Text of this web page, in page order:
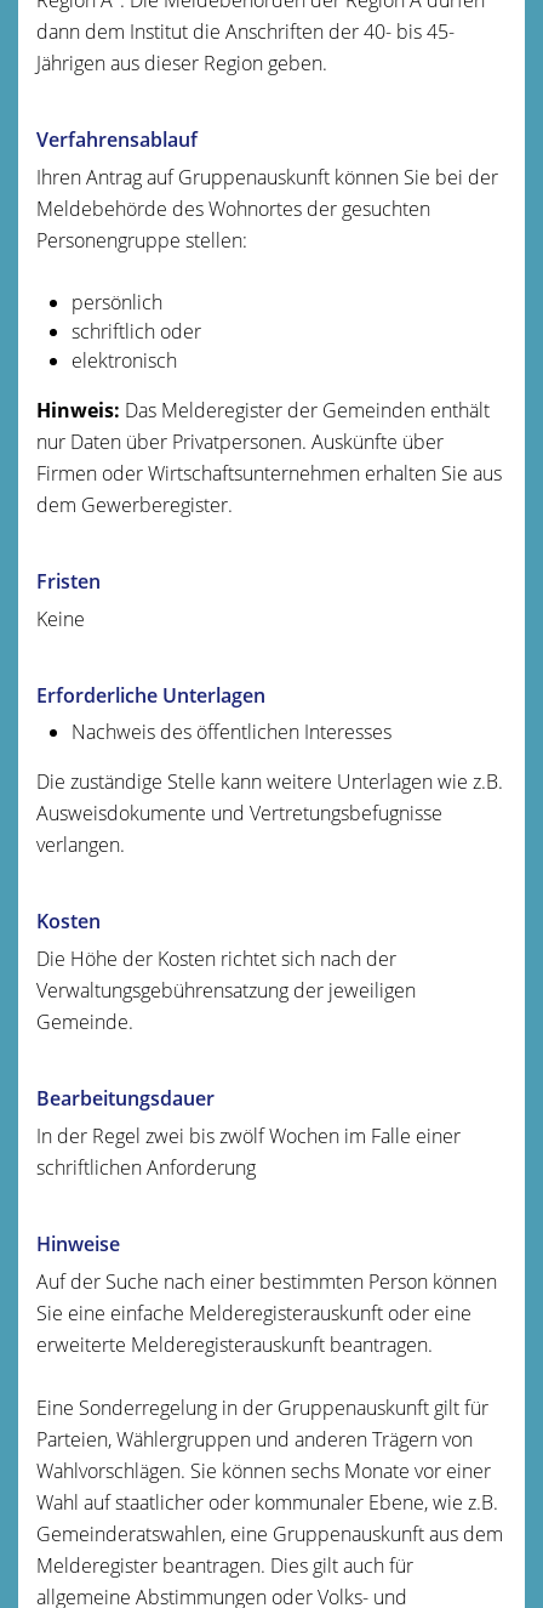
dann dem Institut die Anschriften der 40- bis 45-
Jährigen aus dieser Region geben.
Verfahrensablauf
Ihren Antrag auf Gruppenauskunft können Sie bei der
Meldebehörde des Wohnortes der gesuchten
Personengruppe stellen:
persönlich
schriftlich oder
elektronisch
Hinweis: Das Melderegister der Gemeinden enthält
nur Daten über Privatpersonen. Auskünfte über
Firmen oder Wirtschaftsunternehmen erhalten Sie aus
dem Gewerberegister.
Fristen
Keine
Erforderliche Unterlagen
Nachweis des öffentlichen Interesses
Die zuständige Stelle kann weitere Unterlagen wie z.B.
Ausweisdokumente und Vertretungsbefugnisse
verlangen.
Kosten
Die Höhe der Kosten richtet sich nach der
Verwaltungsgebührensatzung der jeweiligen
Gemeinde.
Bearbeitungsdauer
In der Regel zwei bis zwölf Wochen im Falle einer
schriftlichen Anforderung
Hinweise
Auf der Suche nach einer bestimmten Person können
Sie eine einfache Melderegisterauskunft oder eine
erweiterte Melderegisterauskunft beantragen.
Eine Sonderregelung in der Gruppenauskunft gilt für
Parteien, Wählergruppen und anderen Trägern von
Wahlvorschlägen. Sie können sechs Monate vor einer
Wahl auf staatlicher oder kommunaler Ebene, wie z.B.
Gemeinderatswahlen, eine Gruppenauskunft aus dem
Melderegister beantragen. Dies gilt auch für
allgemeine Abstimmungen oder Volks- und